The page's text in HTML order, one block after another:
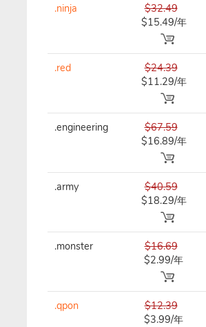
.ninja
$32.49
$15.49/年
.red
$24.39
$11.29/年
.engineering
$67.59
$16.89/年
.army
$40.59
$18.29/年
.monster
$16.69
$2.99/年
.qpon
$12.39
$3.99/年